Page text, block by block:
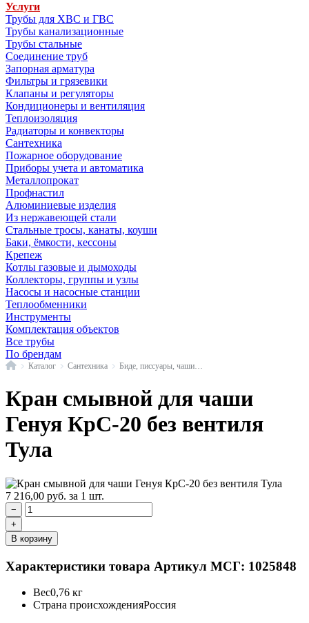
Услуги
Трубы для ХВС и ГВС
Трубы канализационные
Трубы стальные
Соединение труб
Запорная арматура
Фильтры и грязевики
Клапаны и регуляторы
Кондиционеры и вентиляция
Теплоизоляция
Радиаторы и конвекторы
Сантехника
Пожарное оборудование
Приборы учета и автоматика
Металлопрокат
Профнастил
Алюминиевые изделия
Из нержавеющей стали
Стальные тросы, канаты, коуши
Баки, ёмкости, кессоны
Крепеж
Котлы газовые и дымоходы
Коллекторы, группы и узлы
Насосы и насосные станции
Теплообменники
Инструменты
Комплектация объектов
Все трубы
По брендам
ГлавнаяКаталог Сантехника
Кран смывной для чаши
Генуя КрС-20 без вентиля
Тула
7 216,00 руб. за 1 шт.
−
+
В корзину
Характеристики товара Артикул МСГ: 1025848
Вес0,76 кг
Страна происхожденияРоссия